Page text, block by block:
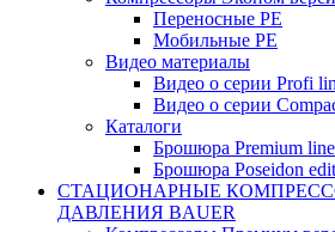
Переносные PE
Мобильные PE
Видео материалы
Видео о серии Profi
Видео о серии
Каталоги
Брошюра Premium line
Брошюра Poseidon
СТАЦИОНАРНЫЕ
ДАВЛЕНИЯ BAUER